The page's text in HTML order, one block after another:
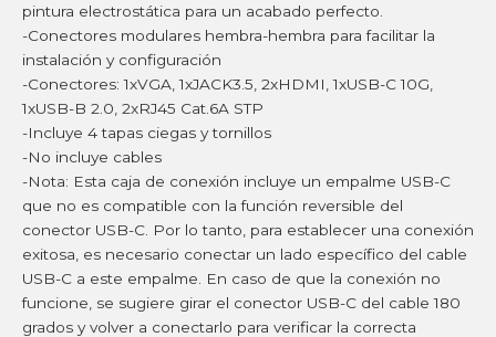
pintura electrostática para un acabado perfecto.
-Conectores modulares hembra-hembra para facilitar la
instalación y configuración
-Conectores: 1xVGA, 1xJACK3.5, 2xHDMI, 1xUSB-C 10G,
1xUSB-B 2.0, 2xRJ45 Cat.6A STP
-Incluye 4 tapas ciegas y tornillos
-No incluye cables
-Nota: Esta caja de conexión incluye un empalme USB-C
que no es compatible con la función reversible del
conector USB-C. Por lo tanto, para establecer una conexión
exitosa, es necesario conectar un lado específico del cable
USB-C a este empalme. En caso de que la conexión no
funcione, se sugiere girar el conector USB-C del cable 180
grados y volver a conectarlo para verificar la correcta